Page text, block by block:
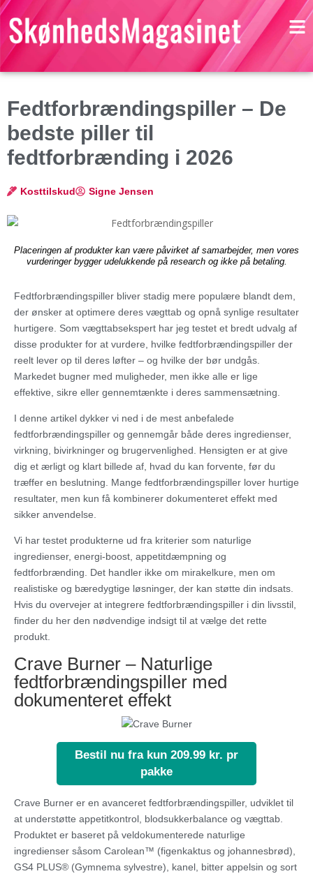
Fedtforbrændingspiller – De
bedste piller til
fedtforbrænding i 2026
Kosttilskud Signe Jensen
Placeringen af produkter kan være påvirket af samarbejder, men vores
vurderinger bygger udelukkende på research og ikke på betaling.
Fedtforbrændingspiller bliver stadig mere populære blandt dem,
der ønsker at optimere deres vægttab og opnå synlige resultater
hurtigere. Som vægttabsekspert har jeg testet et bredt udvalg af
disse produkter for at vurdere, hvilke fedtforbrændingspiller der
reelt lever op til deres løfter – og hvilke der bør undgås.
Markedet bugner med muligheder, men ikke alle er lige
effektive, sikre eller gennemtænkte i deres sammensætning.
I denne artikel dykker vi ned i de mest anbefalede
fedtforbrændingspiller og gennemgår både deres ingredienser,
virkning, bivirkninger og brugervenlighed. Hensigten er at give
dig et ærligt og klart billede af, hvad du kan forvente, før du
træffer en beslutning. Mange fedtforbrændingspiller lover hurtige
resultater, men kun få kombinerer dokumenteret effekt med
sikker anvendelse.
Vi har testet produkterne ud fra kriterier som naturlige
ingredienser, energi-boost, appetitdæmpning og
fedtforbrænding. Det handler ikke om mirakelkure, men om
realistiske og bæredygtige løsninger, der kan støtte din indsats.
Hvis du overvejer at integrere fedtforbrændingspiller i din livsstil,
finder du her den nødvendige indsigt til at vælge det rette
produkt.
Crave Burner – Naturlige
fedtforbrændingspiller med
dokumenteret effekt
Bestil nu fra kun 209.99 kr. pr
pakke
Crave Burner er en avanceret fedtforbrændingspiller, udviklet til
at understøtte appetitkontrol, blodsukkerbalance og vægttab.
Produktet er baseret på veldokumenterede naturlige
ingredienser såsom Carolean™ (figenkaktus og johannesbrød),
GS4 PLUS® (Gymnema sylvestre), kanel, bitter appelsin og sort